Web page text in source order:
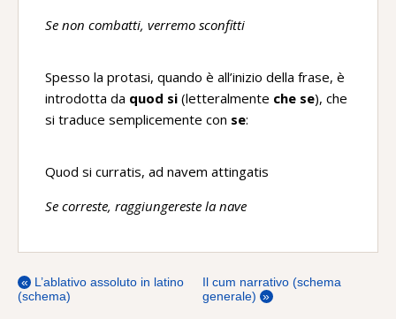
Se non combatti, verremo sconfitti
Spesso la protasi, quando è all’inizio della frase, è
introdotta da quod si (letteralmente che se), che
si traduce semplicemente con se:
Quod si curratis, ad navem attingatis
Se correste, raggiungereste la nave
« L’ablativo assoluto in latino
(schema)
Il cum narrativo (schema
generale) »